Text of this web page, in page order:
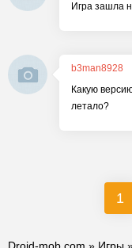
Игра зашла
b3man8928
Какую
летало?
1